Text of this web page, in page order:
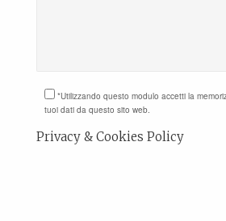
*Utilizzando questo modulo accetti la
tuoi dati da questo sito web.
Privacy & Cookies Policy